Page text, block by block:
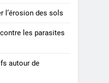
l’érosion des sols
les parasites
autour de